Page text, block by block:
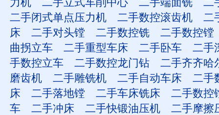
二手闭式单点压力机
二手数控滚齿机
二
床
二手对头镗 二手数控铣
二手数控镗
曲拐立车
二手重型车床 二手卧车
二手
手数控立车
二手数控龙门钻
二手齐齐哈
磨齿机
二手雕铣机 二手自动车床
二手
床
二手落地镗 二手车床铣床
二手数控
车
二手冲床 二手快锻油压机
二手摩擦